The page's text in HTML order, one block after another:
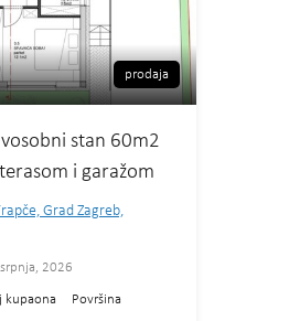
prodaja
stan 60m2
i garažom
Grad Zagreb,
2026
kupaona Površina